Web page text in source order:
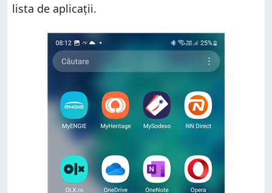
lista de aplicații.